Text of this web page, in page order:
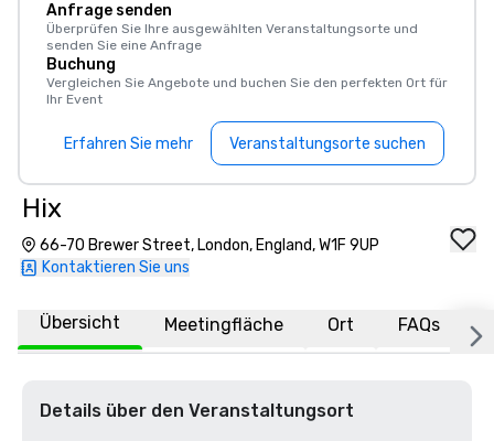
Anfrage senden
Überprüfen Sie Ihre ausgewählten Veranstaltungsorte und
senden Sie eine Anfrage
Buchung
Vergleichen Sie Angebote und buchen Sie den perfekten Ort für
Ihr Event
Erfahren Sie mehr Veranstaltungsorte suchen
Hix
66-70 Brewer Street, London, England, W1F 9UP
Kontaktieren Sie uns
Übersicht Meetingfläche Ort FAQs
Details über den Veranstaltungsort